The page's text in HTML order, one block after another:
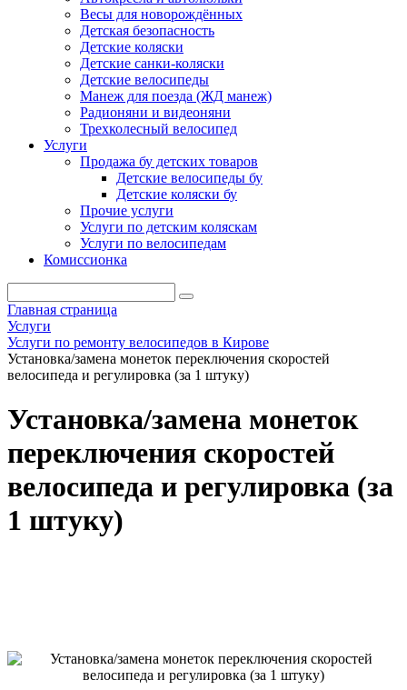
Весы для новорождённых
Детская безопасность
Детские коляски
Детские санки-коляски
Детские велосипеды
Манеж для поезда (ЖД манеж)
Радионяни и видеоняни
Трехколесный велосипед
Услуги
Продажа бу детских товаров
Детские велосипеды бу
Детские коляски бу
Прочие услуги
Услуги по детским коляскам
Услуги по велосипедам
Комиссионка
Главная страница
Услуги
Услуги по ремонту велосипедов в Кирове
Установка/замена монеток переключения скоростей
велосипеда и регулировка (за 1 штуку)
Установка/замена монеток
переключения скоростей
велосипеда и регулировка (за
1 штуку)